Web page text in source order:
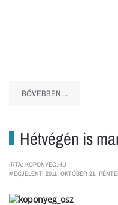
BŐVEBBEN ...
Hétvégén is
ÍRTA: KOPONYEG.HU
MEGJELENT: 2011. OKTÓBER 21.